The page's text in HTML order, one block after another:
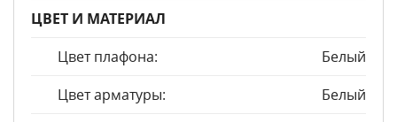
ЦВЕТ И МАТЕРИАЛ
Цвет плафона:
Белый
Цвет арматуры:
Белый